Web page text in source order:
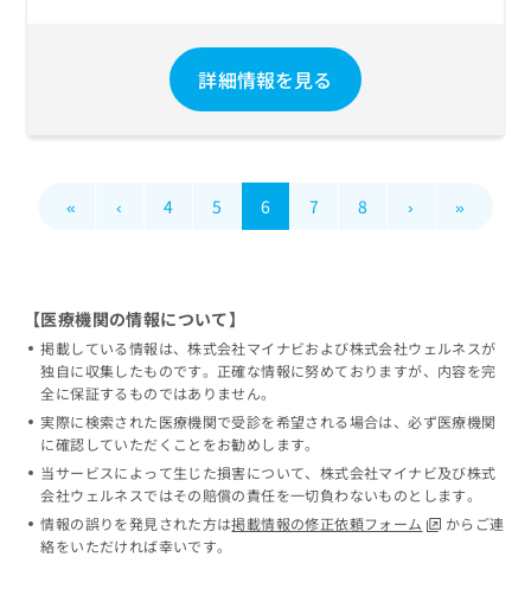
詳細情報を見る
« ‹ 4 5 6 7 8 › »
【医療機関の情報について】
掲載している情報は、株式会社マイナビおよび株式会社ウェルネスが
独自に収集したものです。正確な情報に努めておりますが、内容を完
全に保証するものではありません。
実際に検索された医療機関で受診を希望される場合は、必ず医療機関
に確認していただくことをお勧めします。
当サービスによって生じた損害について、株式会社マイナビ及び株式
会社ウェルネスではその賠償の責任を一切負わないものとします。
情報の誤りを発見された方は掲載情報の修正依頼フォーム
からご連
絡をいただければ幸いです。